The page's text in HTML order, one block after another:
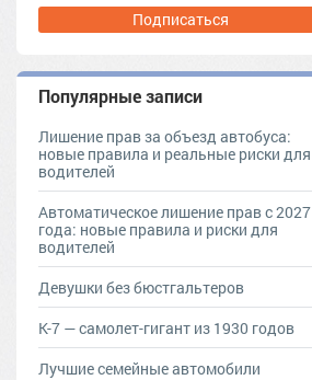
Подписаться
Популярные записи
Лишение прав за объезд автобуса:
новые правила и реальные риски для
водителей
Автоматическое лишение прав с 2027
года: новые правила и риски для
водителей
Девушки без бюстгальтеров
К-7 — самолет-гигант из 1930 годов
Лучшие семейные автомобили